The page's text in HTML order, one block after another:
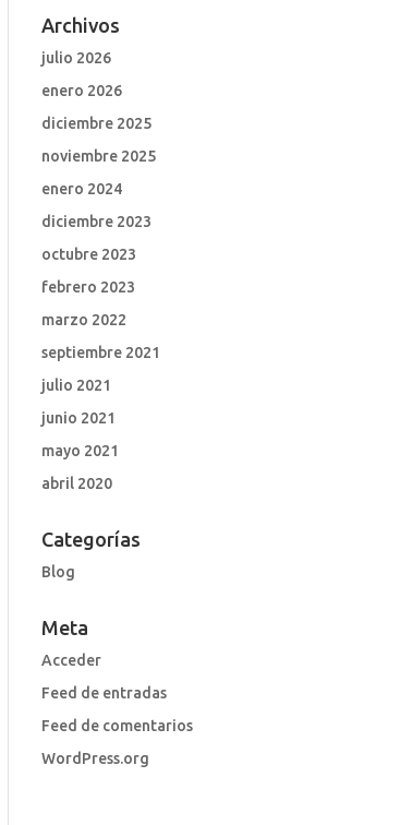
Archivos
julio 2026
enero 2026
diciembre 2025
noviembre 2025
enero 2024
diciembre 2023
octubre 2023
febrero 2023
marzo 2022
septiembre 2021
julio 2021
junio 2021
mayo 2021
abril 2020
Categorías
Blog
Meta
Acceder
Feed de entradas
Feed de comentarios
WordPress.org